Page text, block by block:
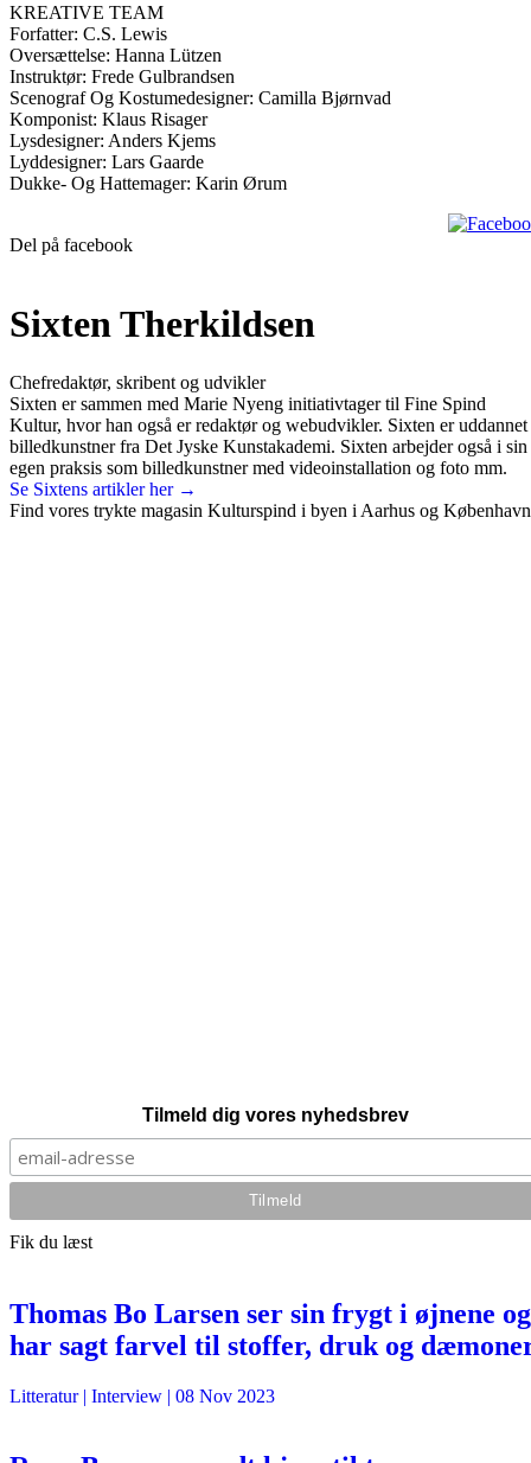
KREATIVE TEAM
Forfatter: C.S. Lewis
Oversættelse: Hanna Lützen
Instruktør: Frede Gulbrandsen
Scenograf Og Kostumedesigner: Camilla Bjørnvad
Komponist: Klaus Risager
Lysdesigner: Anders Kjems
Lyddesigner: Lars Gaarde
Dukke- Og Hattemager: Karin Ørum
Del på facebook
Sixten Therkildsen
Chefredaktør, skribent og udvikler
Sixten er sammen med Marie Nyeng initiativtager til Fine Spind
Kultur, hvor han også er redaktør og webudvikler. Sixten er uddannet
billedkunstner fra Det Jyske Kunstakademi. Sixten arbejder også i sin
egen praksis som billedkunstner med videoinstallation og foto mm.
Se Sixtens artikler her →
Find vores trykte magasin Kulturspind i byen i Aarhus og København
Tilmeld dig vores nyhedsbrev
Fik du læst
Thomas Bo Larsen ser sin frygt i øjnene og
har sagt farvel til stoffer, druk og
Litteratur| Interview | 08 Nov 2023